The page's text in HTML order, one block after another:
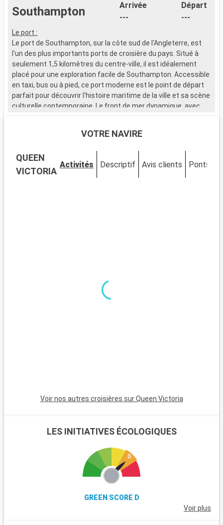
Southampton
Arrivée
---
Départ
---
Le port :
Le port de Southampton, sur la côte sud de l'Angleterre, est
l'un des plus importants ports de croisière du pays. Situé à
seulement 1,5 kilomètres du centre-ville, il est idéalement
placé pour une exploration facile de Southampton. Accessible
en taxi, bus ou à pied, ce port moderne est le point de départ
parfait pour découvrir l'histoire maritime de la ville et sa scène
culturelle contemporaine. Le front de mer dynamique, avec
Southampton, ville portuaire chargée d'histoire, est riche en
sites d'intérêt. Le musée SeaCity narre l'histoire du Titanic,
étroitement liée à la ville. Les murs médiévaux et la Bargate,
excursions. Le parc national de New Forest, proche de la ville,
est un havre pour les randonneurs et les amoureux de la
VOTRE NAVIRE
QUEEN
VICTORIA
Activités Descriptif Avis clients Ponts
Voir nos autres croisières sur Queen Victoria
LES INITIATIVES ÉCOLOGIQUES
GREEN SCORE D
Voir plus